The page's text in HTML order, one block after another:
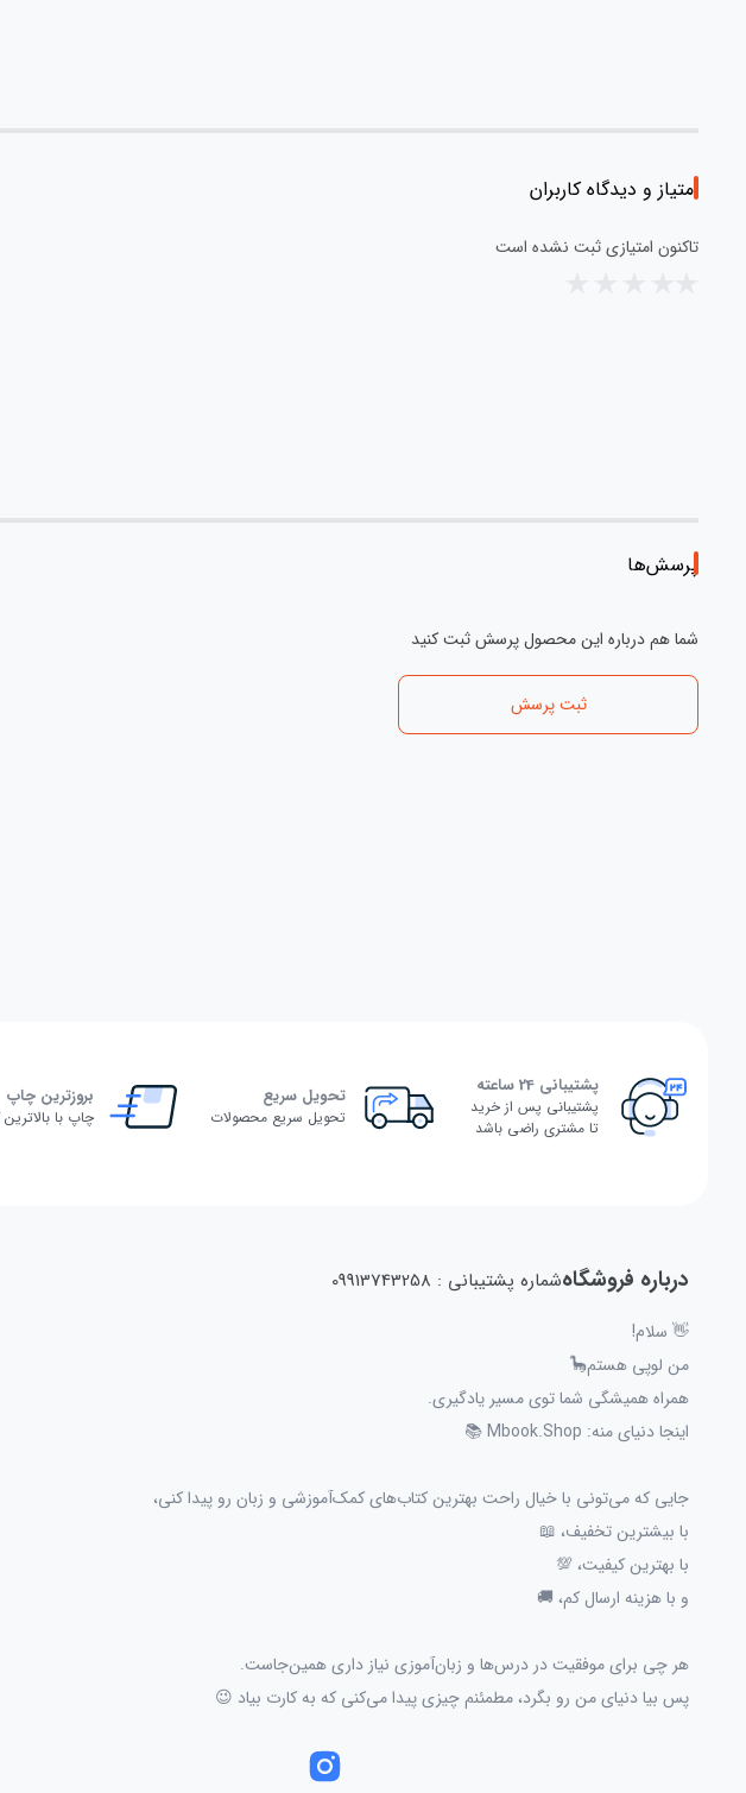
امتیاز و دیدگاه کاربران
تاکنون امتیازی ثبت نشده است
پرسش‌ها
شما هم درباره این محصول پرسش ثبت کنید
ثبت پرسش
پشتیبانی 24 ساعته
پشتیبانی پس از خرید
تا مشتری راضی باشد
تحویل سریع
تحویل سریع محصولات
بروزترین چاپ
چاپ با
درباره فروشگاهشماره پشتیبانی : 09913743258
👋 سلام!
من لوپی هستم🦕
همراه همیشگی شما توی مسیر یادگیری.
اینجا دنیای منه: Mbook.Shop 📚
جایی که می‌تونی با خیال راحت بهترین کتاب‌های کمک‌آموزشی و زبان رو پیدا کنی،
با بیشترین تخفیف، 📖
با بهترین کیفیت، 💯
و با هزینه ارسال کم، 🚚
هر چی برای موفقیت در درس‌ها و زبان‌آموزی نیاز داری همین‌جاست.
پس بیا دنیای من رو بگرد، مطمئنم چیزی پیدا می‌کنی که به کارت بیاد 😉